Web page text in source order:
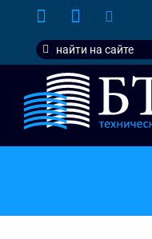
content
Search
for: